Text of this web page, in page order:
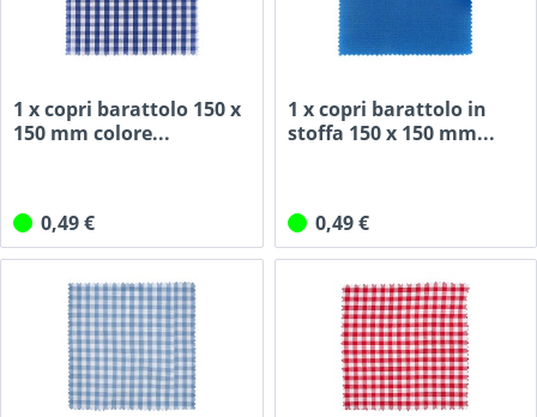
1 x copri barattolo 150 x
150 mm colore...
0,49 €
1 x copri barattolo in
stoffa 150 x 150 mm...
0,49 €